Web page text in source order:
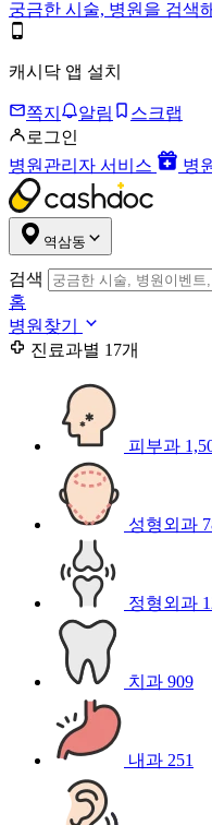
궁금한 시술, 병원을 검색
캐시닥 앱 설치
쪽지 알림
스크랩
로그인
병원관리자 서비스
병
역삼동
검색
홈
병원찾기
진료과별 17개
피부과
성형외과
정형외과
치과 909
내과 251